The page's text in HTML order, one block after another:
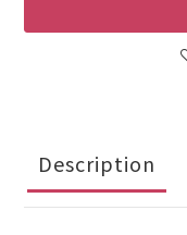
Description